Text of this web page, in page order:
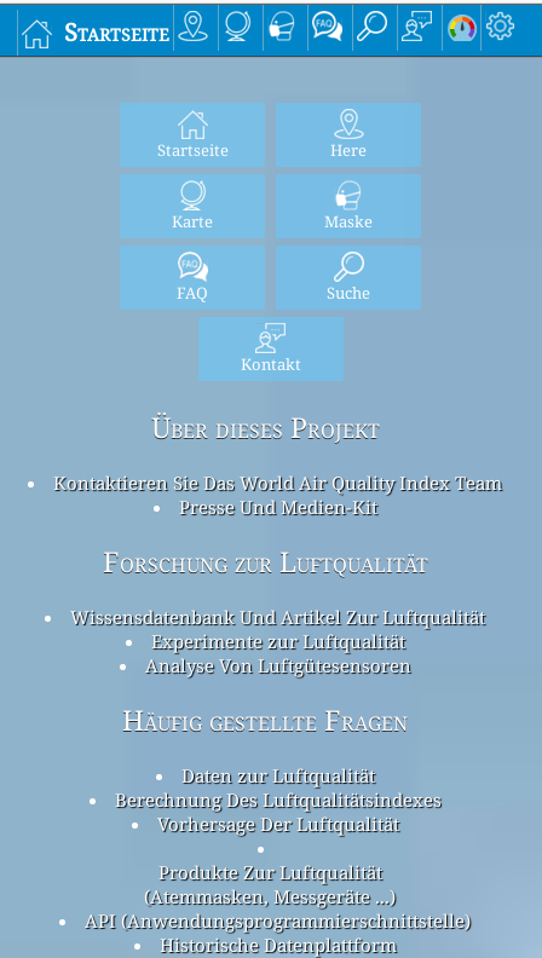
Startseite
Startseite Here
Karte Maske
FAQ Suche
Kontakt
Über dieses Projekt
Kontaktieren Sie Das World Air Quality Index Team
Presse Und Medien-Kit
Forschung zur Luftqualität
Wissensdatenbank Und Artikel Zur Luftqualität
Experimente zur Luftqualität
Analyse Von Luftgütesensoren
Häufig gestellte Fragen
Daten zur Luftqualität
Berechnung Des Luftqualitätsindexes
Vorhersage Der Luftqualität
Produkte Zur Luftqualität
(Atemmasken, Messgeräte ...)
API (Anwendungsprogrammierschnittstelle)
Historische Datenplattform